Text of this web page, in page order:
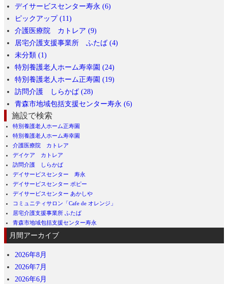
デイサービスセンター寿永 (6)
ピックアップ (11)
介護医療院 カトレア (9)
居宅介護支援事業所 ふたば (4)
未分類 (1)
特別養護老人ホーム寿幸園 (24)
特別養護老人ホーム正寿園 (19)
訪問介護 しらかば (28)
青森市地域包括支援センター寿永 (6)
施設で検索
特別養護老人ホーム正寿園
特別養護老人ホーム寿幸園
介護医療院 カトレア
デイケア カトレア
訪問介護 しらかば
デイサービスセンター 寿永
デイサービスセンター ポピー
デイサービスセンター あかしや
コミュニティサロン「Cafe de オレンジ」
居宅介護支援事業所 ふたば
青森市地域包括支援センター寿永
月間アーカイブ
2026年8月
2026年7月
2026年6月